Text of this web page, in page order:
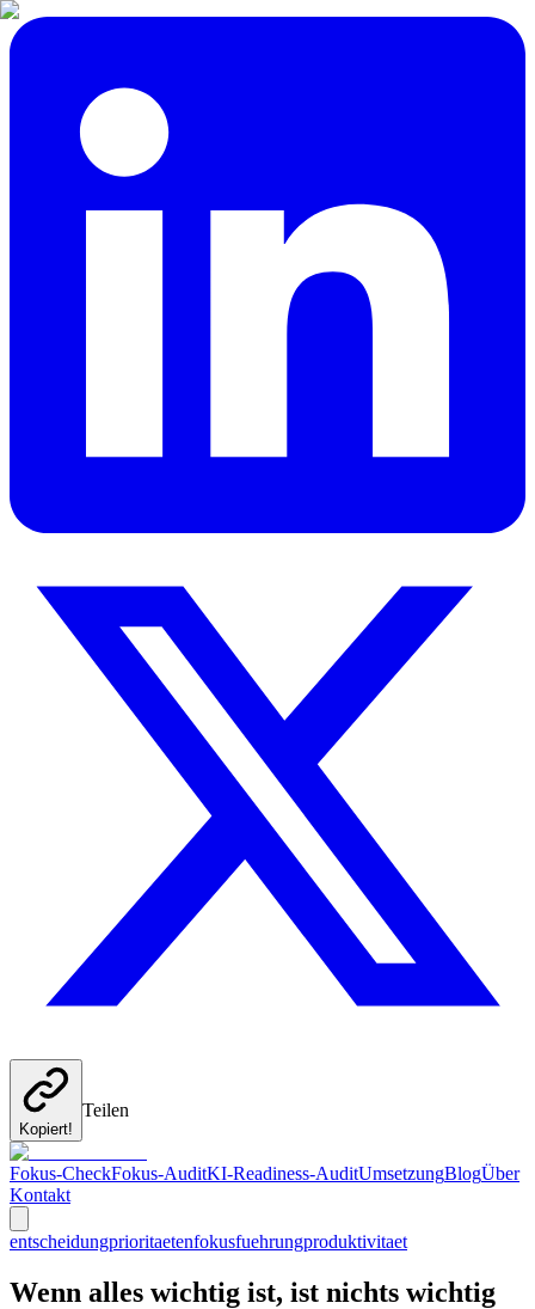
Kopiert!
Teilen
Fokus-CheckFokus-AuditKI-Readiness-AuditUmsetzungBlogÜber
Kontakt
entscheidungprioritaetenfokusfuehrungproduktivitaet
Wenn alles wichtig ist, ist nichts wichtig